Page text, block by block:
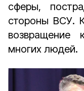
сферы,
стороны ВСУ.
многих людей.